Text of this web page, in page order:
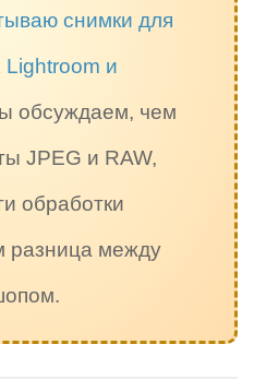
снимки для
Lightroom и
обсуждаем, чем
JPEG и RAW,
обработки
разница между